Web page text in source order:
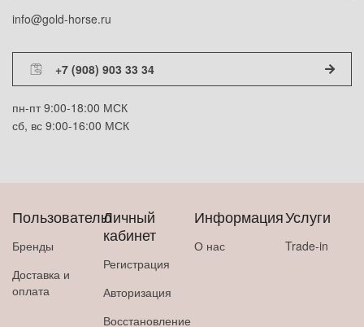
info@gold-horse.ru
+7 (908) 903 33 34
пн-пт 9:00-18:00 МСК
сб, вс 9:00-16:00 МСК
Пользователю
Бренды
Доставка и
оплата
Личный
кабинет
Регистрация
Авторизация
Восстановление
Информация
О нас
Услуги
Trade-in